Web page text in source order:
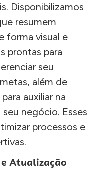
Disponibilizamos
resumem
forma visual e
prontas para
seu
além de
auxiliar na
negócio. Esses
processos e
Atualização